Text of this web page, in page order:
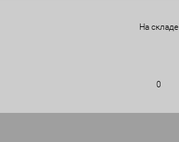
На складе
0